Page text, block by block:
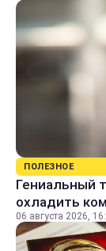
ПОЛЕЗНОЕ
Гениальный
охладить
06 августа 2026,